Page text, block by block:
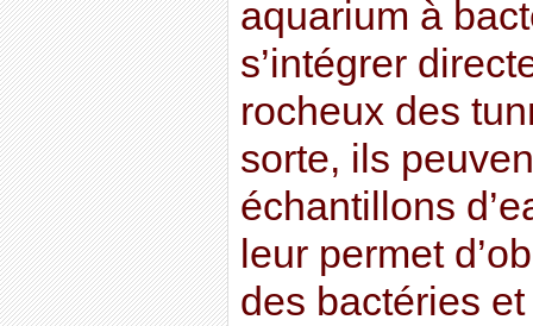
aquarium à
s’intégrer
rocheux des
sorte, ils
échantillons
leur permet
des bactéries